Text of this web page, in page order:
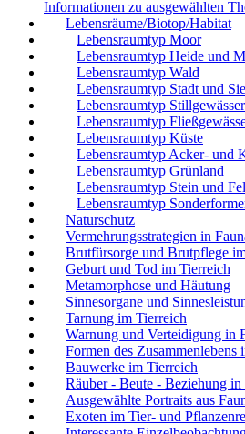
Informationen zu ausgewählten
Lebensräume/Biotop/Habitat
Lebensraumtyp Moor
Lebensraumtyp Heide und
Lebensraumtyp Wald
Lebensraumtyp Stadt und
Lebensraumtyp Stillgewässer
Lebensraumtyp
Lebensraumtyp Küste
Lebensraumtyp Acker- und
Lebensraumtyp Grünland
Lebensraumtyp Stein und
Lebensraumtyp
Naturschutz
Vermehrungsstrategien in
Brutfürsorge und Brutpflege
Geburt und Tod im Tierreich
Metamorphose und Häutung
Sinnesorgane und
Tarnung im Tierreich
Warnung und Verteidigung in
Formen des Zusammenlebens
Bauwerke im Tierreich
Räuber - Beute - Beziehung
Ausgewählte Portraits aus
Exoten im Tier- und